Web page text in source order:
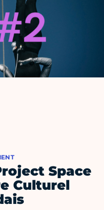
Space
Culturel